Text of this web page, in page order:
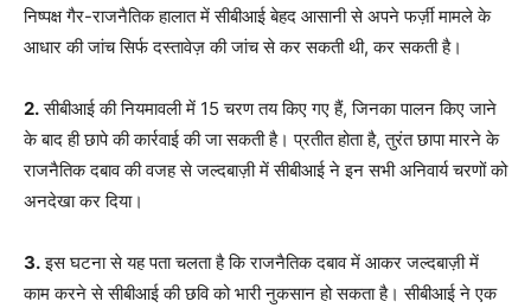
निष्पक्ष गैर-राजनैतिक हालात में सीबीआई बेहद आसानी से अपने फर्ज़ी मामले के
आधार की जांच सिर्फ दस्तावेज़ की जांच से कर सकती थी, कर सकती है।
2.सीबीआई की नियमावली में 15 चरण तय किए गए हैं, जिनका पालन किए जाने
के बाद ही छापे की कार्रवाई की जा सकती है। प्रतीत होता है, तुरंत छापा मारने के
राजनैतिक दबाव की वजह से जल्दबाज़ी में सीबीआई ने इन सभी अनिवार्य चरणों को
अनदेखा कर दिया।
3.इस घटना से यह पता चलता है कि राजनैतिक दबाव में आकर जल्दबाज़ी में
काम करने से सीबीआई की छवि को भारी नुकसान हो सकता है। सीबीआई ने एक